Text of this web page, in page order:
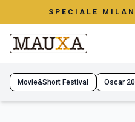
SPECIALE
Movie&Short Festival Oscar